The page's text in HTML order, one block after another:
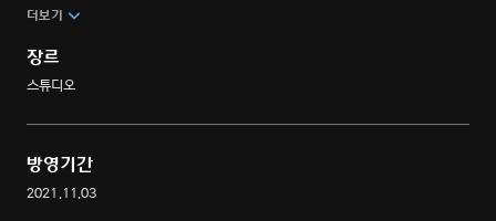
근거의 정확성도 뛰어나 양질의 지식을 전달받을 수 있어 그림이 더 재미있어지는
더보기
장르
스튜디오
방영기간
2021.11.03